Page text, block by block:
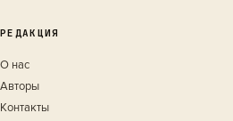
РЕДАКЦИЯ
О нас
Авторы
Контакты